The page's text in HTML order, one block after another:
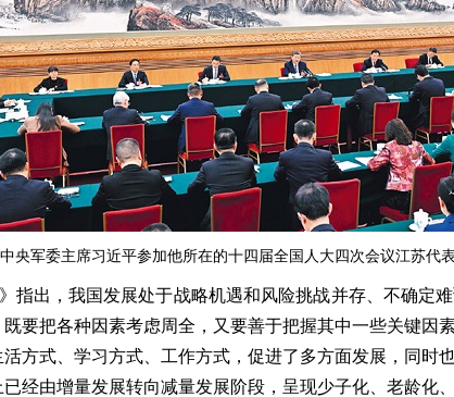
军委主席习近平参加他所在的十四届全国人大四次会议江苏代
出，我国发展处于战略机遇和风险挑战并存、不确定
要把各种因素考虑周全，又要善于把握其中一些关键
方式、学习方式、工作方式，促进了多方面发展，同时
经由增量发展转向减量发展阶段，呈现少子化、老龄